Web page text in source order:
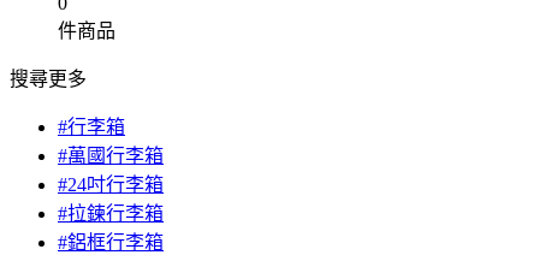
件商品
搜尋更多
#行李箱
#萬國行李箱
#24吋行李箱
#拉鍊行李箱
#鋁框行李箱